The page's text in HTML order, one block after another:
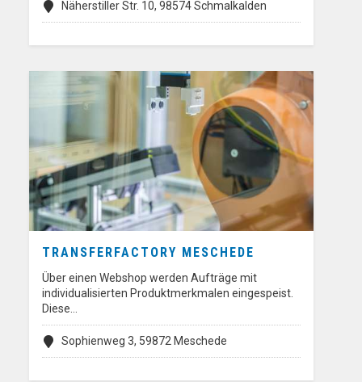
Näherstiller Str. 10, 98574 Schmalkalden
TRANSFERFACTORY MESCHEDE
Über einen Webshop werden Aufträge mit
individualisierten Produktmerkmalen eingespeist.
Diese…
Sophienweg 3, 59872 Meschede